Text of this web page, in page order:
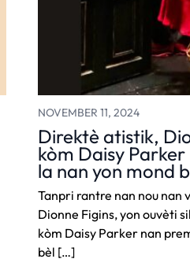
NOVEMBER 11, 2024
Direktè atistik,
kòm Daisy
la nan yon mond
Tanpri rantre nan nou nan
Dionne Figins, yon ouvèti
kòm Daisy Parker nan
bèl […]